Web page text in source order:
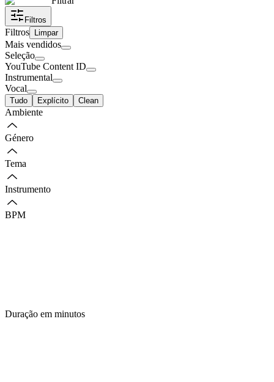
Filtros
Filtros Limpar
Mais vendidos
Seleção
YouTube Content ID
Instrumental
Vocal
Tudo Explícito Clean
Ambiente
Género
Tema
Instrumento
BPM
Duração em minutos